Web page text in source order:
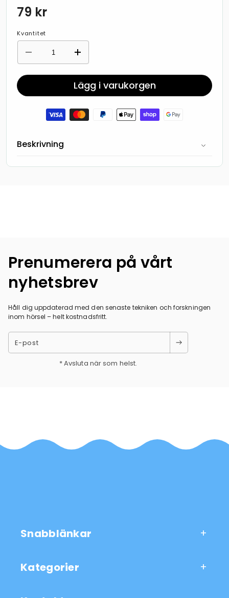
Ordinarie
79 kr
Kvantitet
kvantitet
Öka
kvantitet
Phonak
CeruStop
Lägg i varukorgen
Betalningsmetoder
Beskrivning
Prenumerera på vårt
nyhetsbrev
Håll dig uppdaterad med den senaste tekniken och forskningen
inom hörsel – helt kostnadsfritt.
E-post
* Avsluta när som helst.
Snabblänkar
Kategorier